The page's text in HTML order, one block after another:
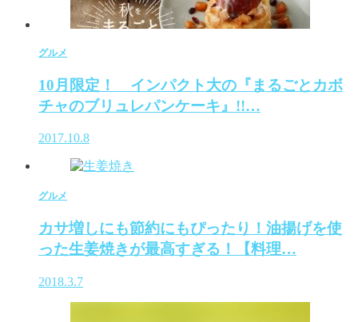
グルメ
10月限定！ インパクト大の『まるごとカボ
チャのブリュレパンケーキ』!!…
2017.10.8
グルメ
カサ増しにも節約にもぴったり！油揚げを使
った生姜焼きが最高すぎる！【料理…
2018.3.7